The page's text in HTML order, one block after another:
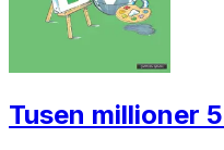
Tusen millioner